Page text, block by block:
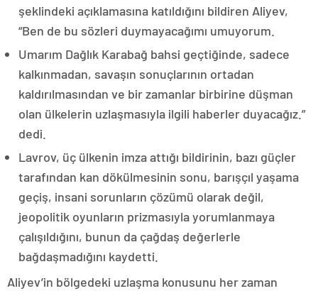
şeklindeki açıklamasına katıldığını bildiren Aliyev,
“Ben de bu sözleri duymayacağımı umuyorum.
Umarım Dağlık Karabağ bahsi geçtiğinde, sadece
kalkınmadan, savaşın sonuçlarının ortadan
kaldırılmasından ve bir zamanlar birbirine düşman
olan ülkelerin uzlaşmasıyla ilgili haberler duyacağız.”
dedi.
Lavrov, üç ülkenin imza attığı bildirinin, bazı güçler
tarafından kan dökülmesinin sonu, barışçıl yaşama
geçiş, insani sorunların çözümü olarak değil,
jeopolitik oyunların prizmasıyla yorumlanmaya
çalışıldığını, bunun da çağdaş değerlerle
bağdaşmadığını kaydetti.
Aliyev’in bölgedeki uzlaşma konusunu her zaman